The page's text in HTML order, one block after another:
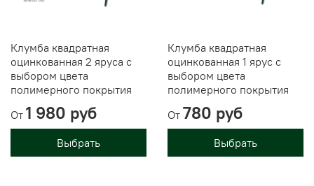
Клумба квадратная
оцинкованная 2 яруса с
выбором цвета
полимерного покрытия
От 1 980 руб
Выбрать
Клумба квадратная
оцинкованная 1 ярус с
выбором цвета
полимерного покрытия
От 780 руб
Выбрать